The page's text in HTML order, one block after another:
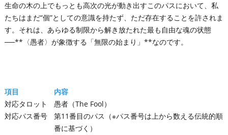
生命の木の上でもっとも高次の光が動き出すこのパスにおいて、私
たちはまだ“個”としての意識を持たず、ただ存在することを許されま
す。それは、あらゆる制限から解き放たれた最も自由な魂の状態
──**〈愚者〉が象徴する「無限の始まり」**なのです。
項目
内容
対応タロット
愚者（The Fool）
対応パス番号
第11番目のパス（※パス番号は上から数える伝統的順
番に基づく）